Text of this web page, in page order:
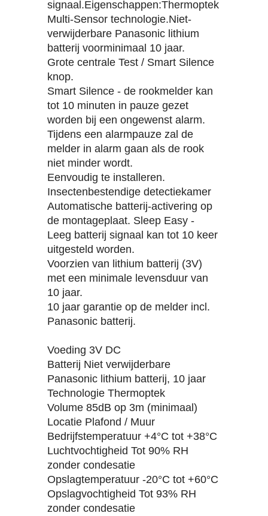
signaal.Eigenschappen:‍Thermoptek
Multi-Sensor technologie.Niet-
verwijderbare Panasonic lithium
batterij voorminimaal 10 jaar.
Grote centrale Test / Smart Silence
knop.
Smart Silence - de rookmelder kan
tot 10 minuten in pauze gezet
worden bij een ongewenst alarm.
Tijdens een alarmpauze zal de
melder in alarm gaan als de rook
niet minder wordt.
Eenvoudig te installeren.
Insectenbestendige detectiekamer
Automatische batterij-activering op
de montageplaat. Sleep Easy -
Leeg batterij signaal kan tot 10 keer
uitgesteld worden.
Voorzien van lithium batterij (3V)
met een minimale levensduur van
10 jaar.
10 jaar garantie op de melder incl.
Panasonic batterij.
Voeding 3V DC
Batterij Niet verwijderbare
Panasonic lithium batterij, 10 jaar
Technologie Thermoptek
Volume 85dB op 3m (minimaal)
Locatie Plafond / Muur
Bedrijfstemperatuur +4°C tot +38°C
Luchtvochtigheid Tot 90% RH
zonder condesatie
Opslagtemperatuur -20°C tot +60°C
Opslagvochtigheid Tot 93% RH
zonder condesatie